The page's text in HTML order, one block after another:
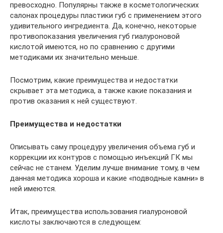
превосходно. Популярны также в косметологических
салонах процедуры пластики губ с применением этого
удивительного ингредиента. Да, конечно, некоторые
противопоказания увеличения губ гиалуроновой
кислотой имеются, но по сравнению с другими
методиками их значительно меньше.
Посмотрим, какие преимущества и недостатки
скрывает эта методика, а также какие показания и
против оказания к ней существуют.
Преимущества и недостатки
Описывать саму процедуру увеличения объема губ и
коррекции их контуров с помощью инъекций ГК мы
сейчас не станем. Уделим лучше внимание тому, в чем
данная методика хороша и какие «подводные камни» в
ней имеются.
Итак, преимущества использования гиалуроновой
кислоты заключаются в следующем: